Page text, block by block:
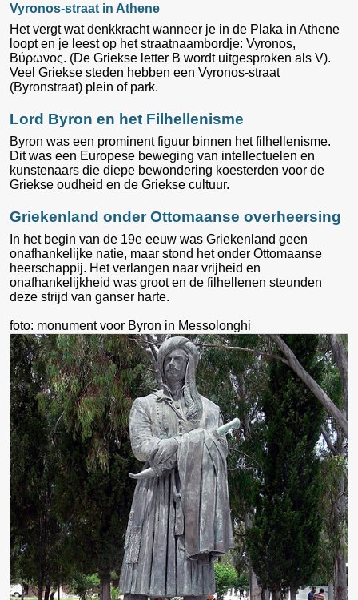
Vyronos-straat in Athene
Het vergt wat denkkracht wanneer je in de Plaka in Athene
loopt en je leest op het straatnaambordje: Vyronos,
Βύρωνος. (De Griekse letter Β wordt uitgesproken als V).
Veel Griekse steden hebben een Vyronos-straat
(Byronstraat) plein of park.
Lord Byron en het Filhellenisme
Byron was een prominent figuur binnen het filhellenisme.
Dit was een Europese beweging van intellectuelen en
kunstenaars die diepe bewondering koesterden voor de
Griekse oudheid en de Griekse cultuur.
Griekenland onder Ottomaanse overheersing
In het begin van de 19e eeuw was Griekenland geen
onafhankelijke natie, maar stond het onder Ottomaanse
heerschappij. Het verlangen naar vrijheid en
onafhankelijkheid was groot en de filhellenen steunden
deze strijd van ganser harte.
foto: monument voor Byron in Messolonghi